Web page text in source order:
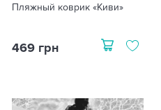
Пляжный коврик «Киви»
469 грн